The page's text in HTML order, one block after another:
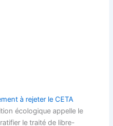
à rejeter le CETA
écologique appelle le
le traité de libre-